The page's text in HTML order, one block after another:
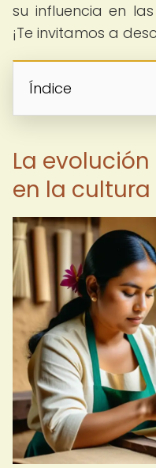
su influencia en
¡Te invitamos a
Índice
La
en la